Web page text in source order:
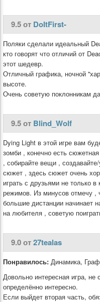
9.5 от DoItFirst-
Поляки сделали идеальный
кто говорят что отличий от
этот шедевр.
Отличный графика, ночной
высоте.
Очень советую поклонникам
9.5 от Blind_Wolf
Dying Light в этой игре вам
зомби , конечно есть
, собирайте вещи ,
сюжет , здесь сюжет очень
играть с друзьями не только
режимов. Из минусов отмечу ,
большие дистанции начинает
на любителя , советую
9.0 от27tealas
Понравилось: Динамика,
Довольно интересная игра,
определённо интересно.
Если выйдет вторая часть,